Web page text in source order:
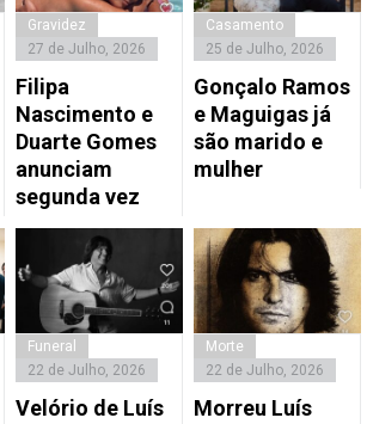
Gravidez
27 de Julho, 2026
Filipa
Nascimento e
Duarte Gomes
anunciam
segunda vez
Casamento
25 de Julho, 2026
Gonçalo Ramos
e Maguigas já
são marido e
mulher
Funeral
22 de Julho, 2026
Velório de Luís
Morte
22 de Julho, 2026
Morreu Luís